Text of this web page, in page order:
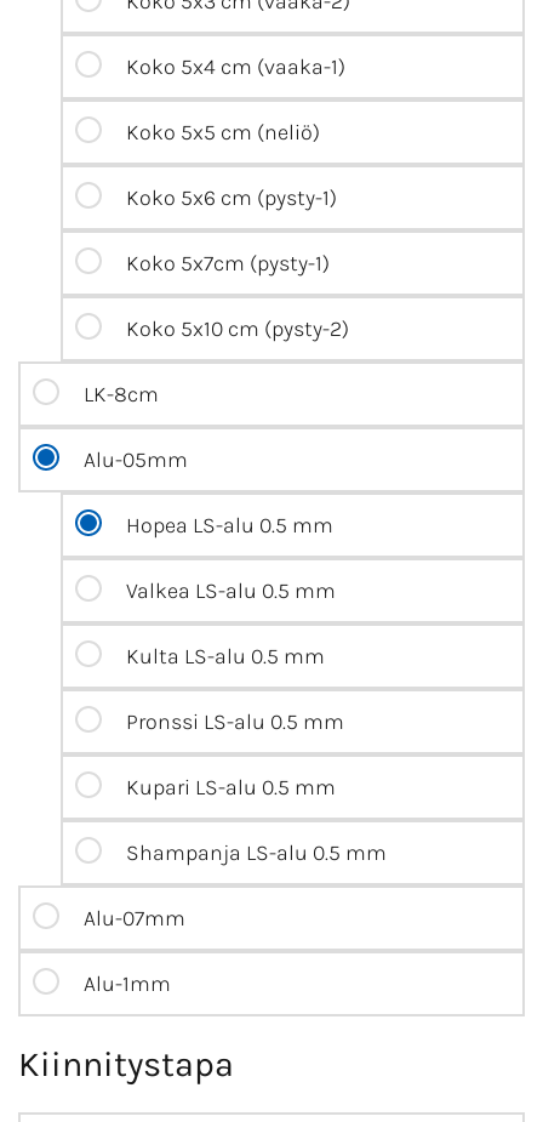
Koko 5x4 cm (vaaka-1)
Koko 5x5 cm (neliö)
Koko 5x6 cm (pysty-1)
Koko 5x7cm (pysty-1)
Koko 5x10 cm (pysty-2)
LK-8cm
Alu-05mm
Hopea LS-alu 0.5 mm
Valkea LS-alu 0.5 mm
Kulta LS-alu 0.5 mm
Pronssi LS-alu 0.5 mm
Kupari LS-alu 0.5 mm
Shampanja LS-alu 0.5 mm
Alu-07mm
Alu-1mm
Kiinnitystapa